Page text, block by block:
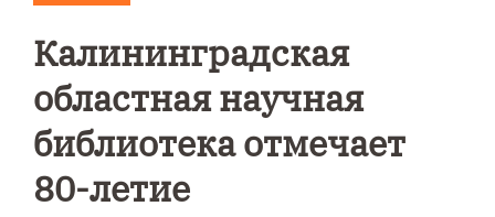
Калининградская
областная научная
библиотека отмечает
80-летие